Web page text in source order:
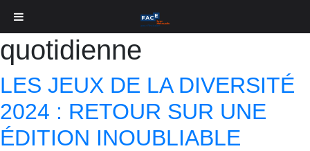
Catégorie :Vie
quotidienne
LES JEUX DE LA DIVERSITÉ
2024 : RETOUR SUR UNE
ÉDITION INOUBLIABLE